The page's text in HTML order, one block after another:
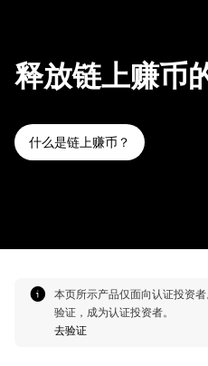
释放链上赚币
什么是链上赚币？
本页所示产品仅面向认证投资
验证，成为认证投资者。
去验证